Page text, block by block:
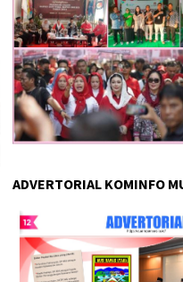
ADVERTORIAL KOMINFO